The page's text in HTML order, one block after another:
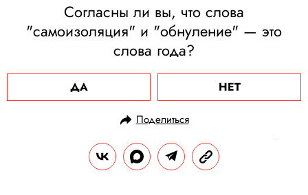
Согласны ли вы, что слова
"самоизоляция" и "обнуление" — это
слова года?
ДА НЕТ
Поделиться